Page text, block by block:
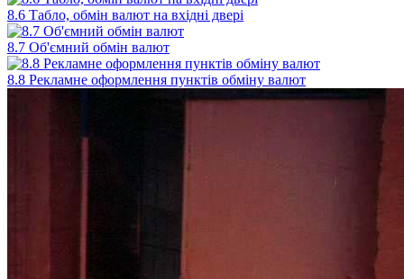
8.6 Табло, обмін валют на вхідні двері
8.7 Об'ємний обмін валют
8.8 Рекламне оформлення пунктів обміну валют